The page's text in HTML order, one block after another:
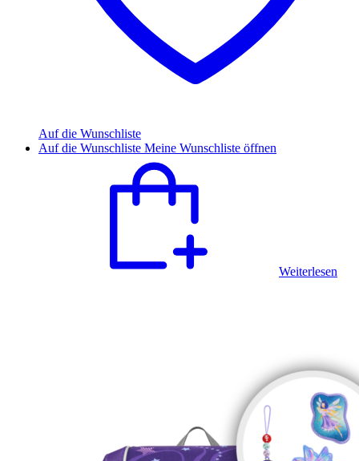
Auf die Wunschliste
Auf die Wunschliste Meine Wunschliste öffnen
Weiterlesen